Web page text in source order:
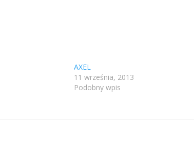
AXEL
11 września, 2013
Podobny wpis